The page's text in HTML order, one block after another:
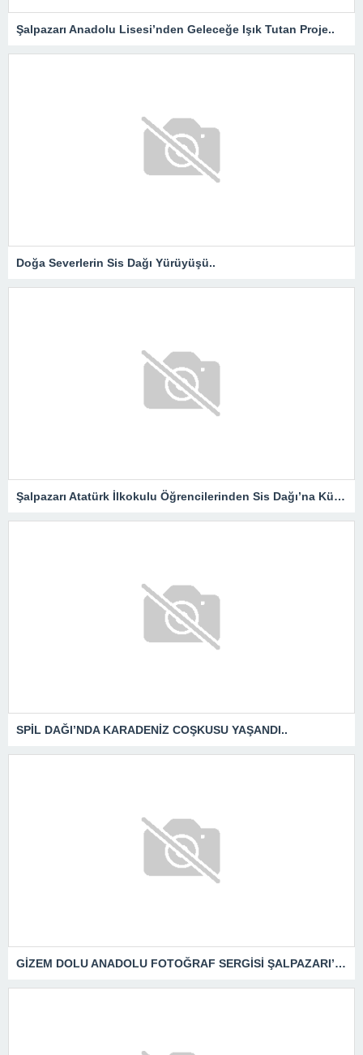
Şalpazarı Anadolu Lisesi’nden Geleceğe Işık Tutan Proje..
Doğa Severlerin Sis Dağı Yürüyüşü..
Şalpazarı Atatürk İlkokulu Öğrencilerinden Sis Dağı’na Kültür Gezisi
SPİL DAĞI’NDA KARADENİZ COŞKUSU YAŞANDI..
GİZEM DOLU ANADOLU FOTOĞRAF SERGİSİ ŞALPAZARI’NDA